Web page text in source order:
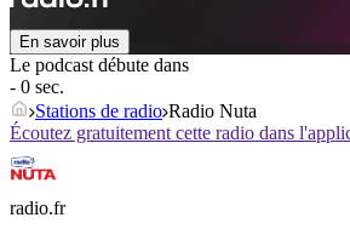
En savoir plus
Le podcast débute dans
- 0 sec.
Stations de radio Radio Nuta
Écoutez gratuitement cette radio dans
radio.fr